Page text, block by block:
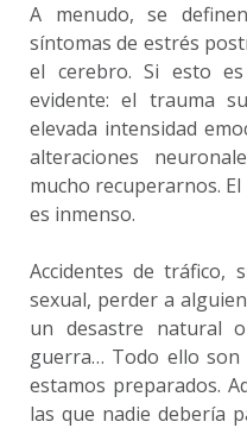
A menudo, se
síntomas de estrés
el cerebro. Si esto
evidente: el trauma
elevada intensidad
alteraciones
mucho recuperarnos.
es inmenso.
Accidentes de tráfico,
sexual, perder a
un desastre natural
guerra… Todo ello son
estamos preparados.
las que nadie debería